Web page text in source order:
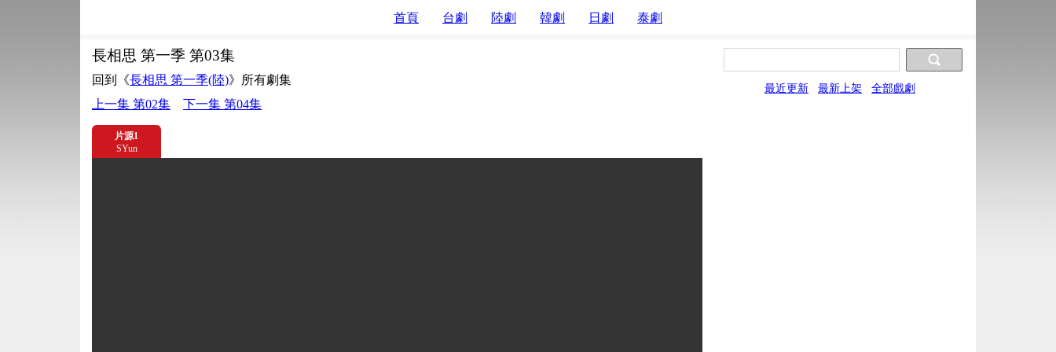
首頁 台劇 陸劇 韓劇 日劇 泰劇
最近更新 最新上架 全部戲劇
長相思 第一季 第03集
回到《長相思 第一季(陸)》所有劇集
上一集 第02集
下一集 第04集
片源1
SYun